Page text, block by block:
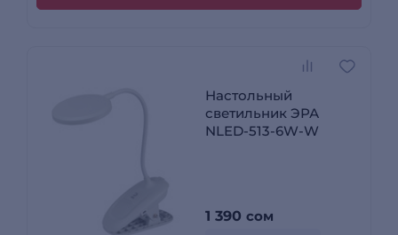
Настольный
светильник ЭРА
NLED-513-6W-W
1 390 сом